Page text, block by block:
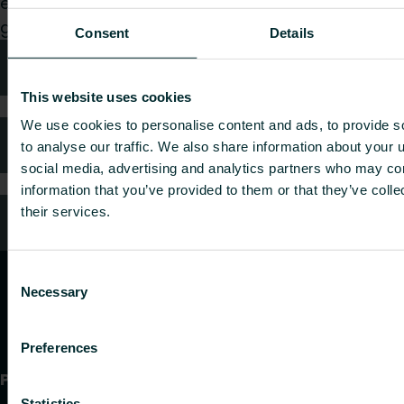
Consent Details
This website uses cookies
We use cookies to personalise content and ads, to provide
to analyse our traffic. We also share information about your
social media, advertising and analytics partners who may
information that you’ve provided to them or that they’ve
their services.
Selection
Necessary
Preferences
glede ta hånd om forespørselen din.
Teknisk rådgivning
FAQ (Ofte stilte spørsmål)
Kundeservice
Produkter